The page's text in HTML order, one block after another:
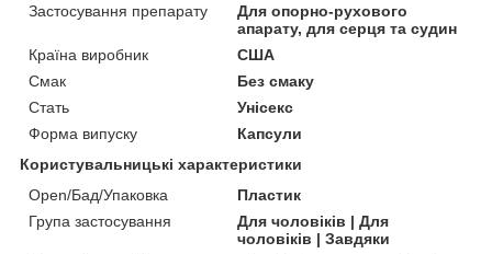
Застосування препарату
Для опорно-рухового
апарату, для серця та судин
Країна виробник
США
Смак
Без смаку
Стать
Унісекс
Форма випуску
Капсули
Користувальницькі характеристики
Open/Бад/Упаковка
Пластик
Група застосування
Для чоловіків | Для
чоловіків | Завдяки